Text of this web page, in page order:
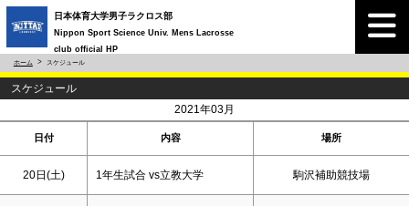
日本体育大学男子ラクロス部
Nippon Sport Science Univ. Mens Lacrosse
club official HP
ホーム スケジュール
スケジュール
2021年03月
日付 内容 場所
20日(土) 1年生試合 vs立教大学 駒沢補助競技場